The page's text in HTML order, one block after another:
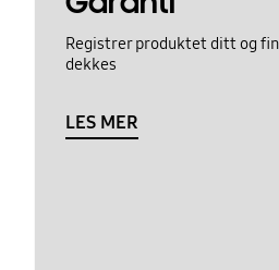
Registrer produktet ditt og
dekkes
LES MER